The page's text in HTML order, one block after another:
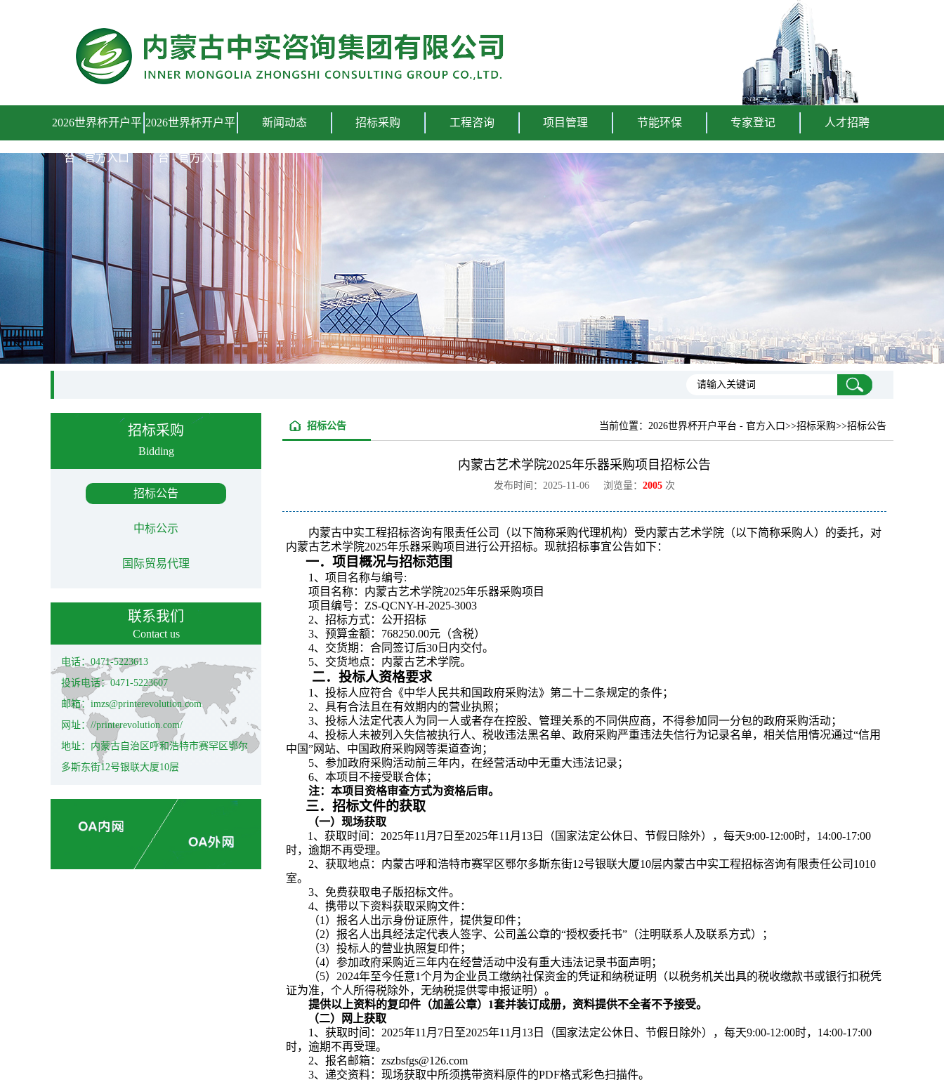
2026世界杯开户平
台 - 官方入口
2026世界杯开户平
台 - 官方入口
新闻动态 招标采购 工程咨询 项目管理 节能环保 专家登记 人才招聘
招标采购
Bidding
招标公告
中标公示
国际贸易代理
联系我们
Contact us
电话：0471-5223613
投诉电话：0471-5223607
邮箱：imzs@printerevolution.com
网址：//printerevolution.com/
地址：内蒙古自治区呼和浩特市赛罕区鄂尔
多斯东街12号银联大厦10层
当前位置： 2026世界杯开户平台 - 官方入口>>招标采购>>招标公告
招标公告
内蒙古艺术学院2025年乐器采购项目招标公告
发布时间：2025-11-06 浏览量： 2005 次
内蒙古中实工程招标咨询有限责任公司（以下简称采购代理机构）受内蒙古艺术学院 （以下简称采购人）的委托，对
内蒙古艺术学院2025年乐器采购项目进行公开招标。 现就招标事宜公告如下：
一．项目概况与招标范围
1 、项目名称与编号:
项目名称：内蒙古艺术学院2025年乐器采购项目
项目编号：ZS-QCNY-H-2025-3003
2、招标方式：公开招标
3、预算金额： 768250.00元（含税）
4、 交货期： 合同签订后30日内交付。
5、交货地点： 内蒙古艺术学院。
二．投标人资格要求
1、投标人应符合《中华人民共和国政府采购法》第二十二条规定的条件；
2、 具有合法且在有效期内的营业执照；
3、 投标人法定代表人为同一人或者存在控股、管理关系的不同供应商，不得参加同一分包的政府采购活动；
4、投标人未被列入失信被执行人、税收违法黑名单、政府采购严重违法失信行为记录名单，相关信用情况通过“信用
中国”网站、中国政府采购网等渠道查询；
5、参加政府采购活动前三年内，在经营活动中无重大违法记录；
6、本项目不接受联合体；
注：本项目资格审查方式为资格后审。
三．招标文件的获取
（一）现场获取
1、获取时间： 2025年11 月 7 日至2025年11 月 13 日
（国家法定公休日、节假日除外），每天9:00-12:00时，14:00-17:00
时，逾期不再受理。
2、获取地点： 内蒙古呼和浩特市赛罕区鄂尔多斯东街12号银联大厦10层内蒙古中实工程招标咨询有限责任公司 1010
室。
3、免费获取电子版招标文件。
4、携带以下资料获取采购文件：
（1）报名人出示身份证原件，提供复印件；
（2）报名人出具经法定代表人签字、公司盖公章的“授权委托书”（注明联系人及联系方式）；
（3） 投标人的营业执照复印件；
（4）参加政府采购近三年内在经营活动中没有重大违法记录书面声明；
（5）2024年至今任意1个月为企业员工缴纳社保资金的凭证和纳税证明（以税务机关出具的税收缴款书或银行扣税凭
证为准，个人所得税除外，无纳税提供零申报证明） 。
提供以上资料的复印件（加盖公章）1套并装订成册，资料提供不全者不予接受。
（二）网上获取
1、获取时间： 2025年11 月 7 日至2025年11 月 13 日
（国家法定公休日、节假日除外），每天9:00-12:00时，14:00-17:00
时，逾期不再受理。
2、报名邮箱：zszbsfgs@126.com
3、递交资料： 现场获取中所须携带资料原件的PDF格式彩色扫描件。